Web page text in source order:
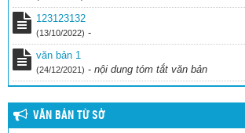
123123132
(13/10/2022) -
văn bản 1
(24/12/2021) - nội dung tóm tắt văn bản
VĂN BẢN TỪ SỞ